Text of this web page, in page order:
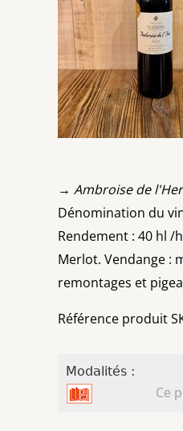
→ Ambroise de l'Her
Dénomination du
Rendement : 40 hl /
Merlot. Vendange :
remontages et
Référence produit
Modalités :
Ce